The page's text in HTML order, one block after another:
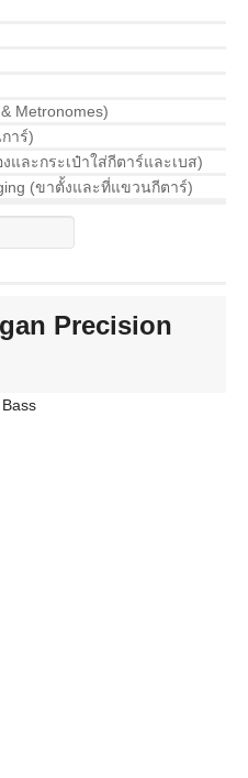
Metronomes)
าร์)
และกระเป๋าใส่กีตาร์และเบส)
(ขาตั้งและที่แขวนกีตาร์)
Precision